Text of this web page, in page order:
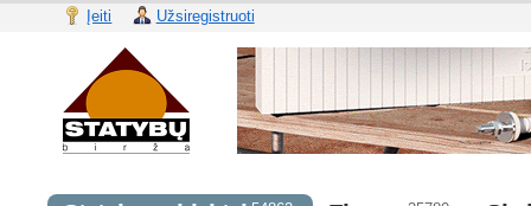
Įeiti Užsiregistruoti